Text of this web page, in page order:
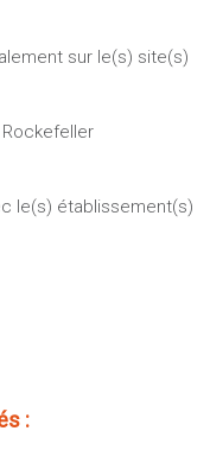
sur le(s) site(s)
le(s) établissement(s)
: